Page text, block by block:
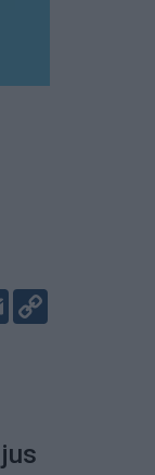
Email